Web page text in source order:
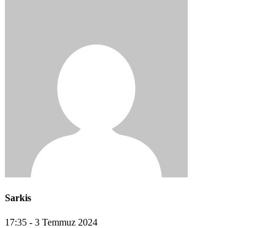
Sarkis
17:35 - 3 Temmuz 2024